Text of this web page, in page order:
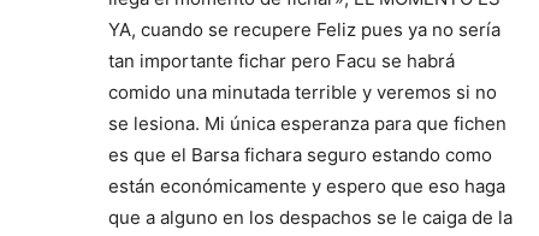
YA, cuando se recupere Feliz pues ya no sería
tan importante fichar pero Facu se habrá
comido una minutada terrible y veremos si no
se lesiona. Mi única esperanza para que fichen
es que el Barsa fichara seguro estando como
están económicamente y espero que eso haga
que a alguno en los despachos se le caiga de la